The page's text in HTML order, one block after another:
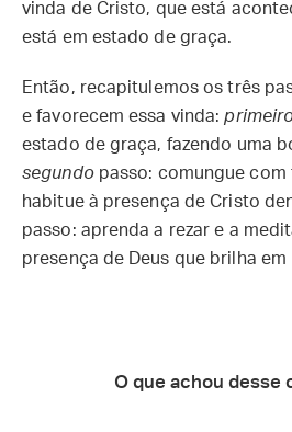
vinda de Cristo, que está
está em estado de graça.
Então, recapitulemos os três
e favorecem essa vinda:
estado de graça, fazendo uma
segundopasso: comungue com
habitue à presença de Cristo
passo: aprenda a rezar e a
presença de Deus que brilha em
O que achou desse